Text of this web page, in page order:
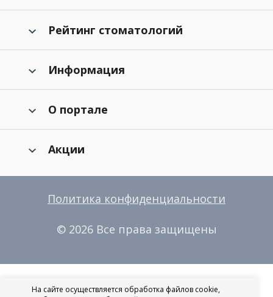
Рейтинг стоматологий
Информация
О портале
Акции
Политика конфиденциальности
© 2026 Все права защищены
На сайте осуществляется обработка файлов cookie,